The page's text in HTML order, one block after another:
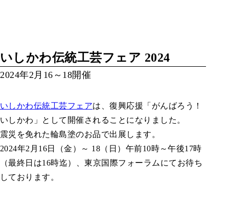
いしかわ伝統工芸フェア 2024
2024年2月16～18開催
いしかわ伝統工芸フェアは、復興応援「がんばろう！
いしかわ」として開催されることになりました。
震災を免れた輪島塗のお品で出展します。
2024年2月16日（金）～ 18（日）午前10時～午後17時
（最終日は16時迄）、東京国際フォーラムにてお待ち
しております。